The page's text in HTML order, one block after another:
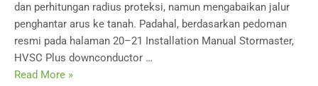
dan perhitungan radius proteksi, namun mengabaikan jalur
penghantar arus ke tanah. Padahal, berdasarkan pedoman
resmi pada halaman 20–21 Installation Manual Stormaster,
HVSC Plus downconductor …
Instalasi
Read More »